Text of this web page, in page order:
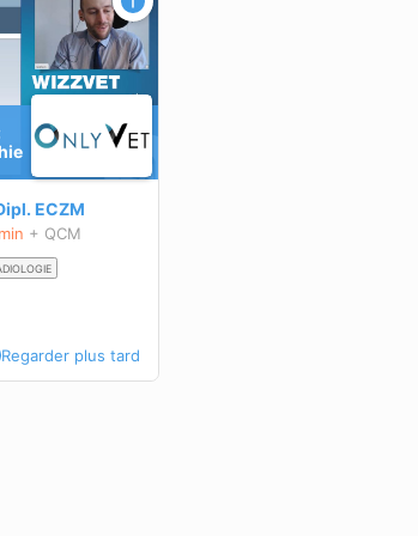
ECZM
+ QCM
Regarder plus tard